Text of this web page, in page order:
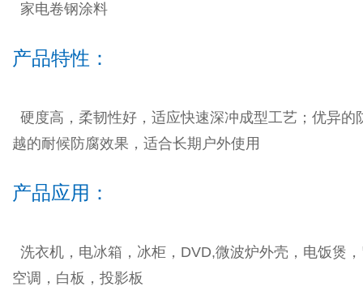
家电卷钢涂料
产品特性：
越的耐候防腐效果，适合长期户外使用
产品应用：
空调，白板，投影板